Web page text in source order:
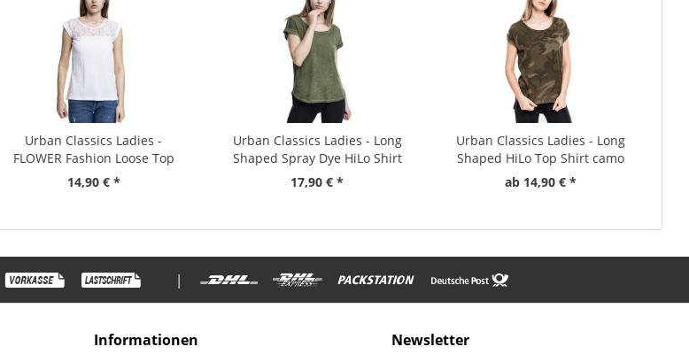
Urban Classics Ladies -
FLOWER Fashion Loose Top
Shirt
14,90 € *
Urban Classics Ladies - Long
Shaped Spray Dye HiLo Shirt
Top
17,90 € *
Urban Classics Ladies - Long
Shaped HiLo Top Shirt camo
ab 14,90 € *
|
Informationen Newsletter